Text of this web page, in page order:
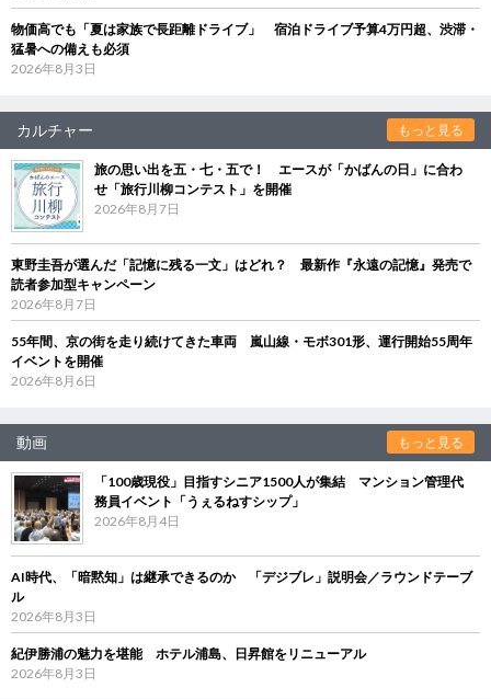
物価高でも「夏は家族で長距離ドライブ」 宿泊ドライブ予算4万円超、渋滞・
猛暑への備えも必須
2026年8月3日
カルチャー もっと見る
旅の思い出を五・七・五で！ エースが「かばんの日」に合わ
せ「旅行川柳コンテスト」を開催
2026年8月7日
東野圭吾が選んだ「記憶に残る一文」はどれ？ 最新作『永遠の記憶』発売で
読者参加型キャンペーン
2026年8月7日
55年間、京の街を走り続けてきた車両 嵐山線・モボ301形、運行開始55周年
イベントを開催
2026年8月6日
動画 もっと見る
「100歳現役」目指すシニア1500人が集結 マンション管理代
務員イベント「うぇるねすシップ」
2026年8月4日
AI時代、「暗黙知」は継承できるのか 「デジブレ」説明会／ラウンドテーブ
ル
2026年8月3日
紀伊勝浦の魅力を堪能 ホテル浦島、日昇館をリニューアル
2026年8月3日